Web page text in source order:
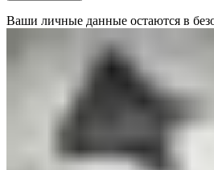
Ваши личные данные остаются в